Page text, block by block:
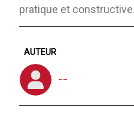
pratique et constructive.
AUTEUR
--